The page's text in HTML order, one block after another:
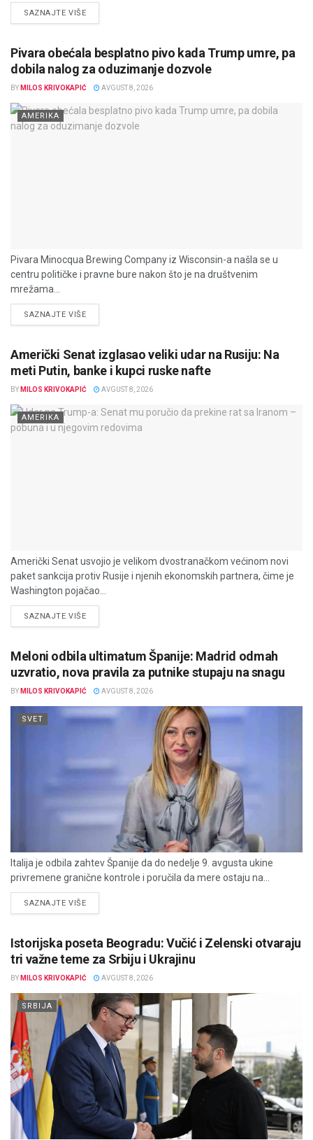
SAZNAJTE VIŠEDETAILS
Pivara obećala besplatno pivo kada Trump umre, pa
dobila nalog za oduzimanje dozvole
BY MILOS KRIVOKAPIĆ AVGUST 8, 2026
AMERIKA
Pivara Minocqua Brewing Company iz Wisconsin-a našla se u
centru političke i pravne bure nakon što je na društvenim
mrežama...
SAZNAJTE VIŠEDETAILS
Američki Senat izglasao veliki udar na Rusiju: Na
meti Putin, banke i kupci ruske nafte
BY MILOS KRIVOKAPIĆ AVGUST 8, 2026
AMERIKA
Američki Senat usvojio je velikom dvostranačkom većinom novi
paket sankcija protiv Rusije i njenih ekonomskih partnera, čime je
Washington pojačao...
SAZNAJTE VIŠEDETAILS
Meloni odbila ultimatum Španije: Madrid odmah
uzvratio, nova pravila za putnike stupaju na snagu
BY MILOS KRIVOKAPIĆ AVGUST 8, 2026
SVET
Italija je odbila zahtev Španije da do nedelje 9. avgusta ukine
privremene granične kontrole i poručila da mere ostaju na...
SAZNAJTE VIŠEDETAILS
Istorijska poseta Beogradu: Vučić i Zelenski otvaraju
tri važne teme za Srbiju i Ukrajinu
BY MILOS KRIVOKAPIĆ AVGUST 8, 2026
SRBIJA